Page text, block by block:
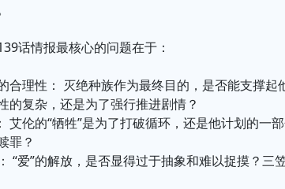
话情报最核心的问题在于：
合理性： 灭绝种族作为最终目的，是否能支撑
的复杂，还是为了强行推进剧情？
艾伦的“牺牲”是为了打破循环，还是他计划的一
罪？
“爱”的解放，是否显得过于抽象和难以捉摸？三